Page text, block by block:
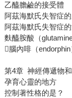
乙醯膽鹼的接受體
阿茲海默氏失智症
阿茲海默氏失智症
麩醯胺酸（
腦內啡（
第4章 神經傳遞物
孕育心靈的地方
控制著性格的是？